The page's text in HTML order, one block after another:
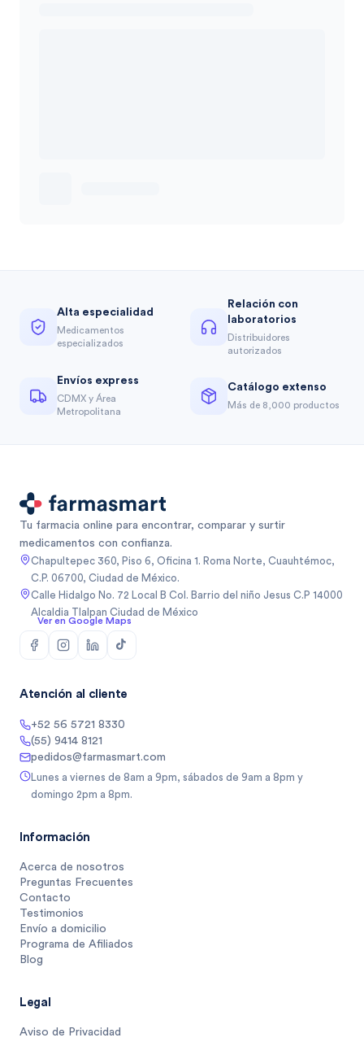
Alta especialidad
Medicamentos
especializados
Relación con
laboratorios
Distribuidores
autorizados
Envíos express
CDMX y Área
Metropolitana
Catálogo extenso
Más de 8,000 productos
Tu farmacia online para encontrar, comparar y surtir
medicamentos con confianza.
Chapultepec 360, Piso 6, Oficina 1. Roma Norte, Cuauhtémoc,
C.P. 06700, Ciudad de México.
Calle Hidalgo No. 72 Local B Col. Barrio del niño Jesus C.P 14000
Alcaldia Tlalpan Ciudad de México
Ver en Google Maps
Atención al cliente
+52 56 5721 8330
(55) 9414 8121
pedidos@farmasmart.com
Lunes a viernes de 8am a 9pm, sábados de 9am a 8pm y
domingo 2pm a 8pm.
Información
Acerca de nosotros
Preguntas Frecuentes
Contacto
Testimonios
Envío a domicilio
Programa de Afiliados
Blog
Legal
Aviso de Privacidad